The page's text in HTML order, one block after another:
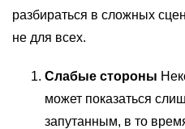
разбираться в сложных
не для всех.
Слабые стороны
может показаться
запутанным, в то